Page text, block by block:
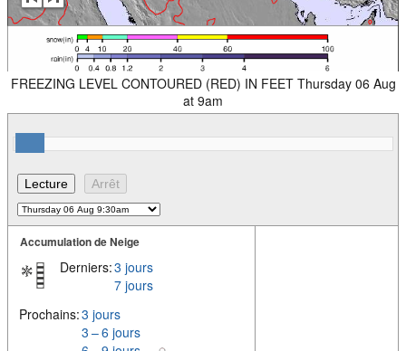
FREEZING LEVEL CONTOURED (RED) IN FEET Thursday 06 Aug
at 9am
Accumulation de Neige
Derniers:3 jours
7 jours
Prochains:3 jours
3 – 6 jours